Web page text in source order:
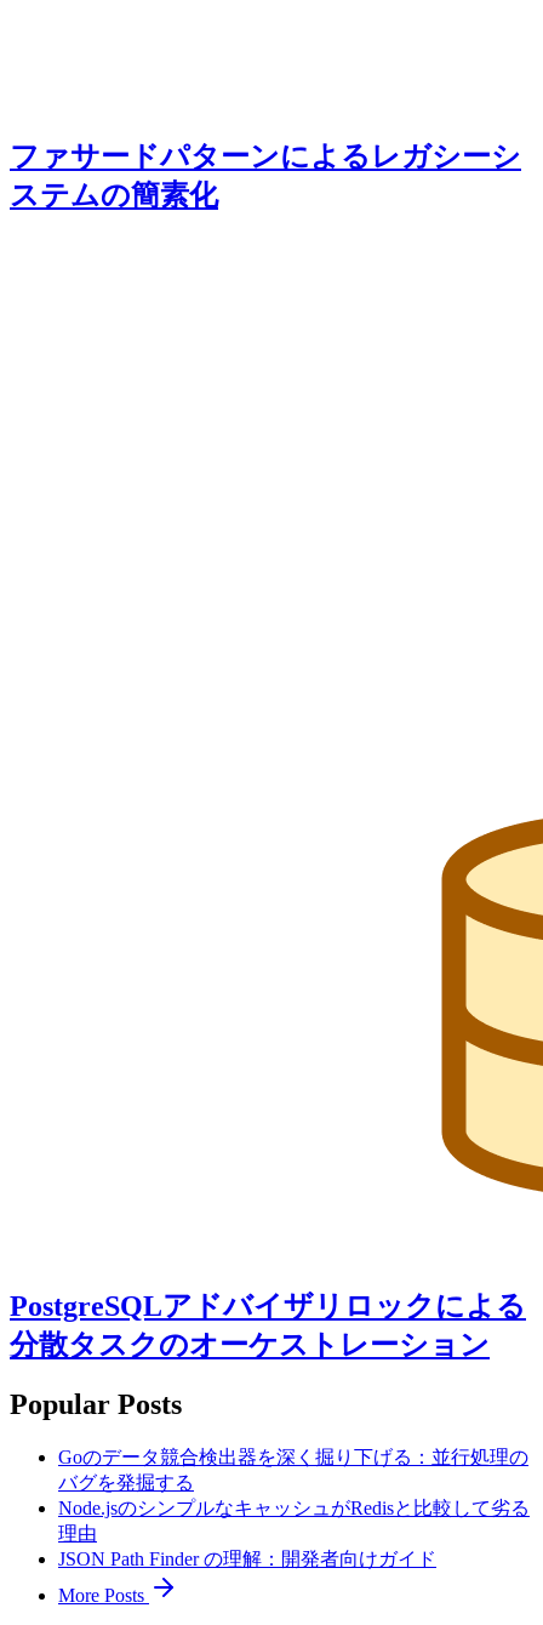
ファサードパターンによるレガシーシ
ステムの簡素化
PostgreSQLアドバイザリロックによる
分散タスクのオーケストレーション
Popular Posts
Goのデータ競合検出器を深く掘り下げる：並行処理の
バグを発掘する
Node.jsのシンプルなキャッシュがRedisと比較して劣る
理由
JSON Path Finder の理解：開発者向けガイド
More Posts